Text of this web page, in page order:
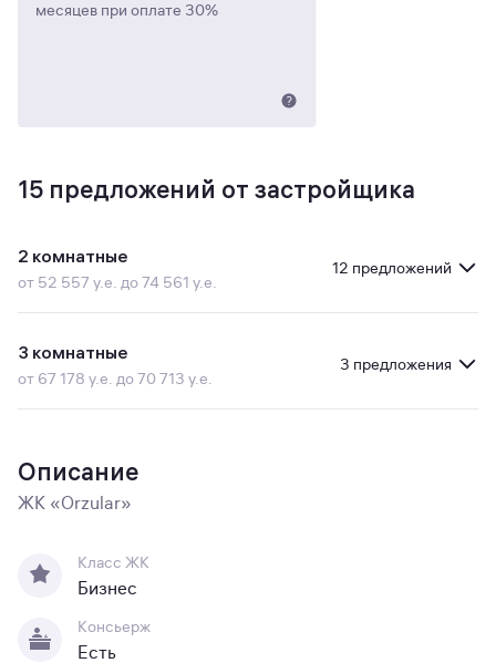
месяцев при оплате 30%
15 предложений от застройщика
2 комнатные
от 52 557 у.е. до 74 561 у.е.
12 предложений
3 комнатные
от 67 178 у.е. до 70 713 у.е.
3 предложения
Описание
ЖК «Orzular»
Класс ЖК
Бизнес
Консьерж
Есть